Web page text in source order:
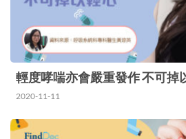
輕度哮喘亦會嚴重發作 不可掉
2020-11-11